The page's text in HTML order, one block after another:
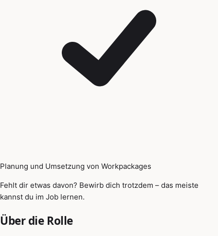
Planung und Umsetzung von Workpackages
Fehlt dir etwas davon? Bewirb dich trotzdem – das meiste
kannst du im Job lernen.
Über die Rolle